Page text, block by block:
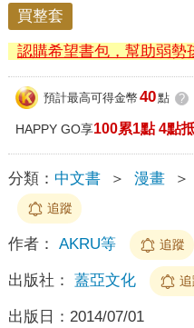
買整套
認購希望書包，幫助弱勢
預計最高可得金幣 40點 ?
HAPPY GO享100累1點 4點
分類： 中文書 ＞ 漫畫 ＞
追蹤
作者： AKRU等 追蹤
出版社： 蓋亞文化
出版日： 2014/07/01